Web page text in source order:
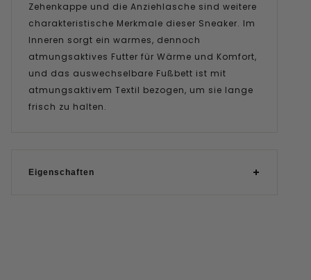
Zehenkappe und die Anziehlasche sind weitere
charakteristische Merkmale dieser Sneaker. Im
Inneren sorgt ein warmes, dennoch
atmungsaktives Futter für Wärme und Komfort,
und das auswechselbare Fußbett ist mit
atmungsaktivem Textil bezogen, um sie lange
frisch zu halten.
Eigenschaften